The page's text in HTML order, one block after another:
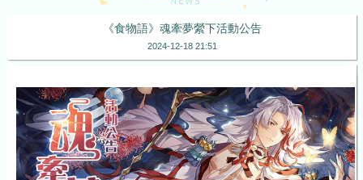
《食物語》魂牽夢縈下活動公告
2024-12-18 21:51